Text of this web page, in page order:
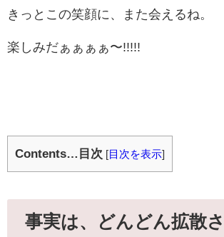
きっとこの笑顔に、また会えるね。
楽しみだぁぁぁぁ〜!!!!!
Contents…目次 [ 目次を表示]
事実は、どんどん拡散